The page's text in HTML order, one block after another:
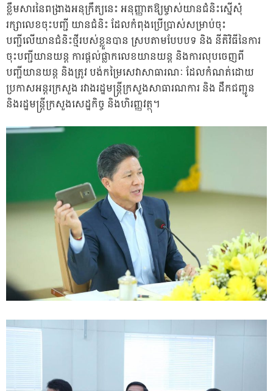
ខ្លឹមសារនៃពង្រាងអនុក្រឹត្យនេះ អនុញ្ញាតឱ្យម្ចាស់យានជំនិះស្នើសុំ
រក្សាលេខចុះបញ្ជី យានជំនិះ ដែលកំពុងប្រើប្រាស់សម្រាប់ចុះ
បញ្ជីលើយានជំនិះថ្មីរបស់ខ្លួនបាន ស្របតាមបែបបទ និង នីតិវិធីនៃការ
ចុះបញ្ជីយានយន្ត ការផ្តល់ផ្លាកលេខយានយន្ត និងការលុបចេញពី
បញ្ជីយានយន្ត និងត្រូវ បង់កម្រៃសេវាសាធារណៈ ដែលកំណត់ដោយ
ប្រកាសអន្តរក្រសួង រវាងរដ្ឋមន្ត្រីក្រសួងសាធារណការ និង ដឹកជញ្ជូន
និងរដ្ឋមន្ត្រីក្រសួងសេដ្ឋកិច្ច និងហិរញ្ញវត្ថុ។